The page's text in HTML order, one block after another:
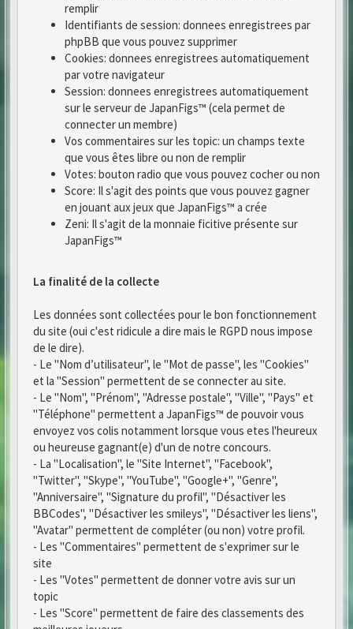
remplir
Identifiants de session: donnees enregistrees par
phpBB que vous pouvez supprimer
Cookies: donnees enregistrees automatiquement
par votre navigateur
Session: donnees enregistrees automatiquement
sur le serveur de JapanFigs™ (cela permet de
connecter un membre)
Vos commentaires sur les topic: un champs texte
que vous êtes libre ou non de remplir
Votes: bouton radio que vous pouvez cocher ou non
Score: Il s'agit des points que vous pouvez gagner
en jouant aux jeux que JapanFigs™ a crée
Zeni: Il s'agit de la monnaie ficitive présente sur
JapanFigs™
La finalité de la collecte
Les données sont collectées pour le bon fonctionnement
du site (oui c'est ridicule a dire mais le RGPD nous impose
de le dire).
- Le "Nom d’utilisateur", le "Mot de passe", les "Cookies"
et la "Session" permettent de se connecter au site.
- Le "Nom", "Prénom", "Adresse postale", "Ville", "Pays" et
"Téléphone" permettent a JapanFigs™ de pouvoir vous
envoyez vos colis notamment lorsque vous etes l'heureux
ou heureuse gagnant(e) d'un de notre concours.
- La "Localisation", le "Site Internet", "Facebook",
"Twitter", "Skype", "YouTube", "Google+", "Genre",
"Anniversaire", "Signature du profil", "Désactiver les
BBCodes", "Désactiver les smileys", "Désactiver les liens",
"Avatar" permettent de compléter (ou non) votre profil.
- Les "Commentaires" permettent de s'exprimer sur le
site
- Les "Votes" permettent de donner votre avis sur un
topic
- Les "Score" permettent de faire des classements des